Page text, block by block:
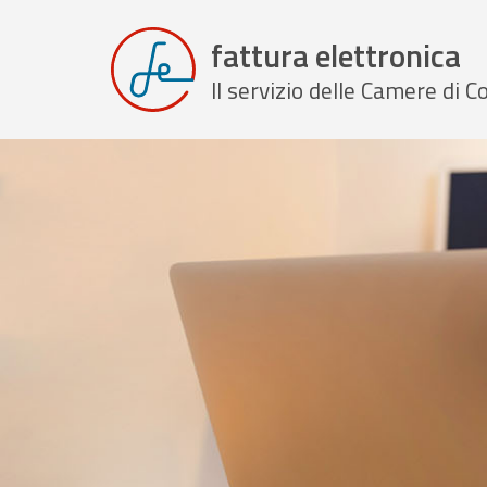
fattura elettronica
Il servizio delle Camere di